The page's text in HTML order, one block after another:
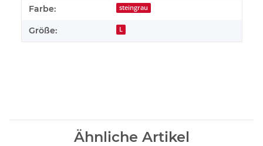
Produkteigenschaft
Wert
Farbe: steingrau
Größe: L
Ähnliche Artikel